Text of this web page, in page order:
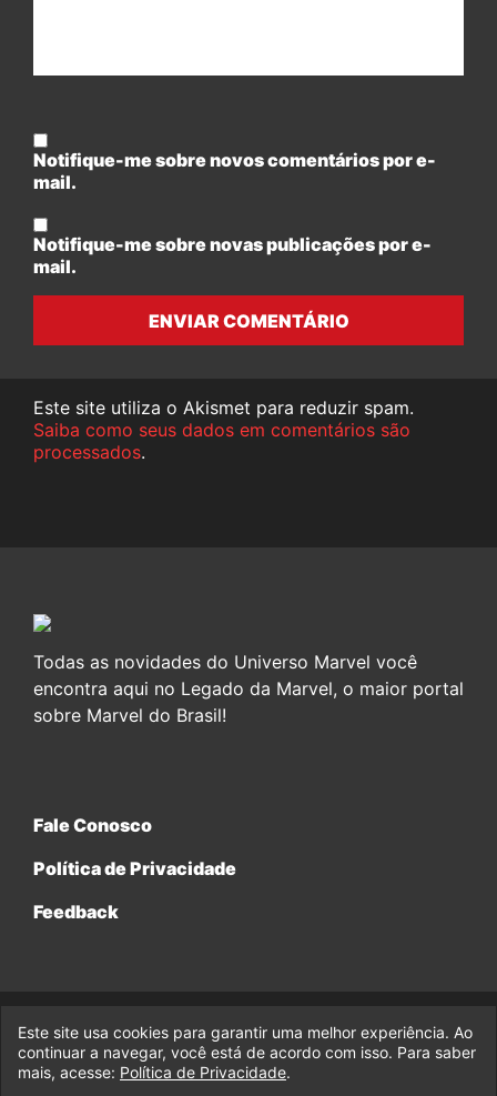
Notifique-me sobre novos comentários por e-
mail.
Notifique-me sobre novas publicações por e-
mail.
ENVIAR COMENTÁRIO
Este site utiliza o Akismet para reduzir spam.
Saiba como seus dados em comentários são
processados.
Todas as novidades do Universo Marvel você
encontra aqui no Legado da Marvel, o maior portal
sobre Marvel do Brasil!
Fale Conosco
Política de Privacidade
Feedback
© 2017-2026 Legado da Marvel, uma empresa da Legado
Enterprises.
Este site usa cookies para garantir uma melhor experiência. Ao
continuar a navegar, você está de acordo com isso. Para saber
mais, acesse: Política de Privacidade.